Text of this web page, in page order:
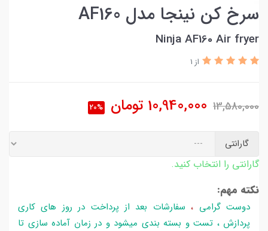
سرخ کن نینجا مدل AF160
Ninja AF160 Air fryer
از 1
13,580,000
10,940,000 تومان 20%
گارانتی
گارانتی را انتخاب کنید.
نکته مهم:
دوست گرامی ،سفارشات بعد از پرداخت در روز های کاری
پردازش ، تست و بسته بندی میشود و در زمان آماده سازی تا